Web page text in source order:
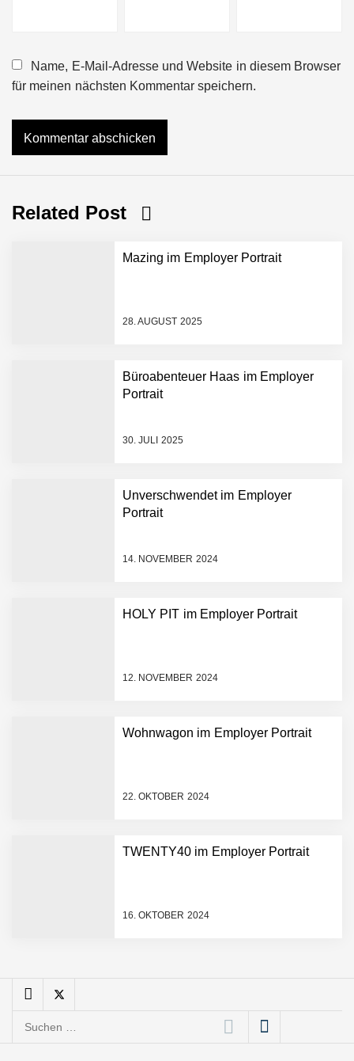
Name, E-Mail-Adresse und Website in diesem Browser
für meinen nächsten Kommentar speichern.
Related Post
Mazing im Employer Portrait
28. AUGUST 2025
Büroabenteuer Haas im Employer
Portrait
30. JULI 2025
Unverschwendet im Employer
Portrait
14. NOVEMBER 2024
HOLY PIT im Employer Portrait
12. NOVEMBER 2024
Wohnwagon im Employer Portrait
22. OKTOBER 2024
TWENTY40 im Employer Portrait
16. OKTOBER 2024
Portrait
Tabuthema Schwitzen?
Dieses Salzburger Startup
hat die Lösung!
Fabian Rauch von Crqlar
Crqlar: Wie ein
Manuel Messner von
Mazing: Verwandelt
NÖ Raumfahrt-Start-up
Suchen